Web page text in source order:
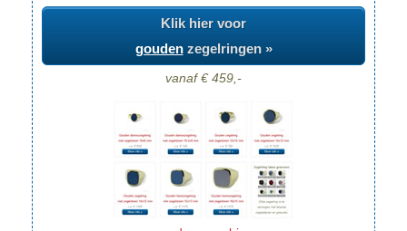
Klik hier voor
goudenzegelringen »
vanaf € 459,-